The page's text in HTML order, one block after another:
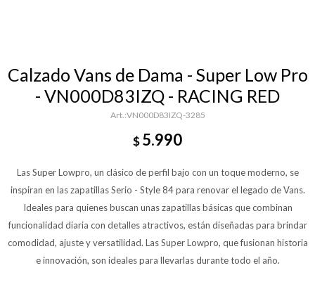
Calzado Vans de Dama - Super Low Pro
- VN000D83IZQ - RACING RED
VN000D83IZQ-3285
$5.990
Las Super Lowpro, un clásico de perfil bajo con un toque moderno, se
inspiran en las zapatillas Serio - Style 84 para renovar el legado de Vans.
Ideales para quienes buscan unas zapatillas básicas que combinan
funcionalidad diaria con detalles atractivos, están diseñadas para brindar
comodidad, ajuste y versatilidad. Las Super Lowpro, que fusionan historia
e innovación, son ideales para llevarlas durante todo el año.